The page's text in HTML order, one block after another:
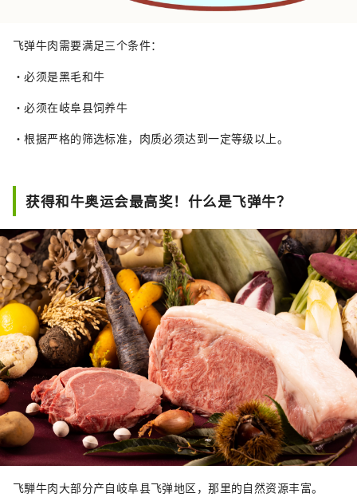
飞弹牛肉需要满足三个条件：
・必须是黑毛和牛
・必须在岐阜县饲养牛
・根据严格的筛选标准，肉质必须达到一定等级以上。
获得和牛奥运会最高奖！什么是飞弹牛？
飞騨牛肉大部分产自岐阜县飞弹地区，那里的自然资源丰富。